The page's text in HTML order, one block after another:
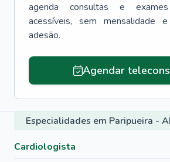
agenda consultas e
acessíveis, sem mensalidade
adesão.
Agendar
Especialidades em Paripueira -
Cardiologista